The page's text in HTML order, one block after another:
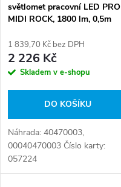
světlomet pracovní LED PRO
MIDI ROCK, 1800 lm, 0,5m
36V
1 839,70 Kč bez DPH
2 226 Kč
Skladem v e-shopu
DO KOŠÍKU
Náhrada: 40470003,
00040470003 Číslo karty:
057224